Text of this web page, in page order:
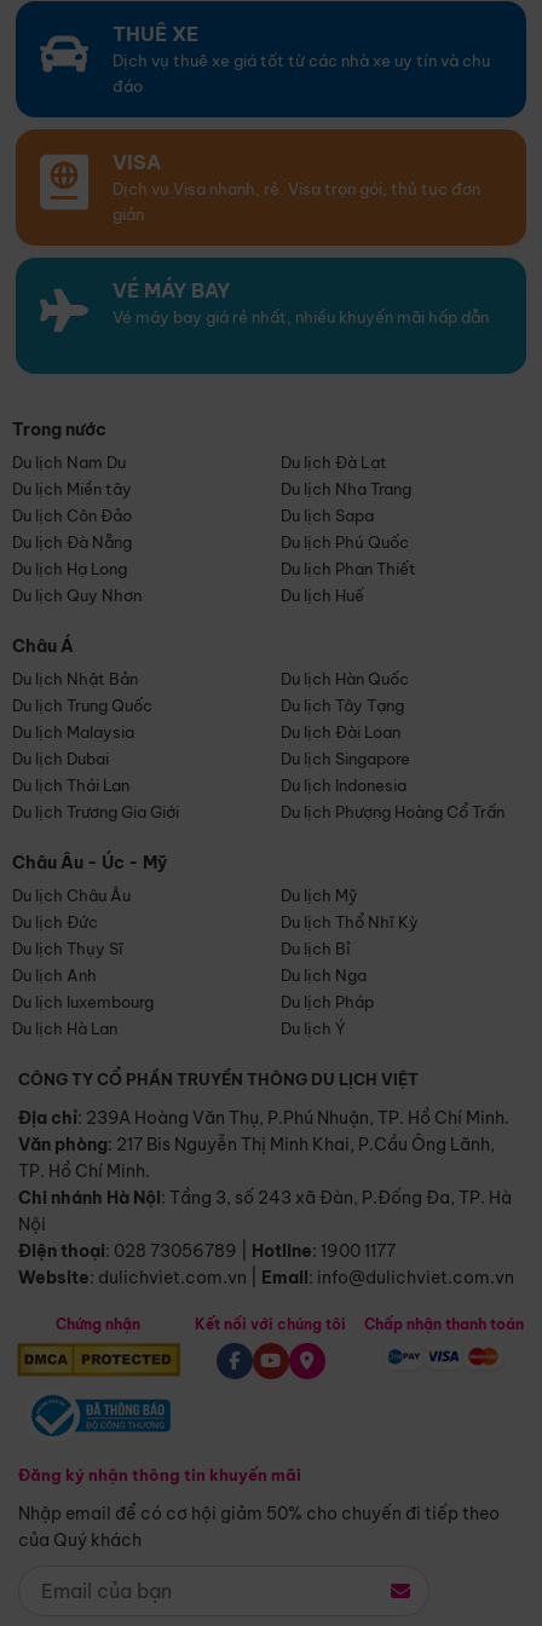
THUÊ XE
Dịch vụ thuê xe giá tốt từ các nhà xe uy tín và chu
đáo
VISA
Dịch vụ Visa nhanh, rẻ. Visa trọn gói, thủ tục đơn
giản
VÉ MÁY BAY
Vé máy bay giá rẻ nhất, nhiều khuyến mãi hấp dẫn
Trong nước
Du lịch Nam Du
Du lịch Đà Lạt
Du lịch Miền tây
Du lịch Nha Trang
Du lịch Côn Đảo
Du lịch Sapa
Du lịch Đà Nẵng
Du lịch Phú Quốc
Du lịch Hạ Long
Du lịch Phan Thiết
Du lịch Quy Nhơn
Du lịch Huế
Châu Á
Du lịch Nhật Bản
Du lịch Hàn Quốc
Du lịch Trung Quốc
Du lịch Tây Tạng
Du lịch Malaysia
Du lịch Đài Loan
Du lịch Dubai
Du lịch Singapore
Du lịch Thái Lan
Du lịch Indonesia
Du lịch Trương Gia Giới
Du lịch Phượng Hoàng Cổ Trấn
Châu Âu - Úc - Mỹ
Du lịch Châu Âu
Du lịch Mỹ
Du lịch Đức
Du lịch Thổ Nhĩ Kỳ
Du lịch Thụy Sĩ
Du lịch Bỉ
Du lịch Anh
Du lịch Nga
Du lịch luxembourg
Du lịch Pháp
Du lịch Hà Lan
Du lịch Ý
CÔNG TY CỔ PHẦN TRUYỀN THÔNG DU LỊCH VIỆT
Địa chỉ: 239A Hoàng Văn Thụ, P.Phú Nhuận, TP. Hồ Chí Minh.
Văn phòng: 217 Bis Nguyễn Thị Minh Khai, P.Cầu Ông Lãnh,
TP. Hồ Chí Minh.
Chi nhánh Hà Nội: Tầng 3, số 243 xã Đàn, P.Đống Đa, TP. Hà
Nội
Điện thoại: 028 73056789 Hotline: 1900 1177
Website: dulichviet.com.vn Email: info@dulichviet.com.vn
Chứng nhận
Đăng ký nhận thông tin khuyến mãi
Nhập email để có cơ hội giảm 50% cho chuyến đi tiếp theo
của Quý khách
Kết nối với chúng tôi Chấp nhận thanh toán